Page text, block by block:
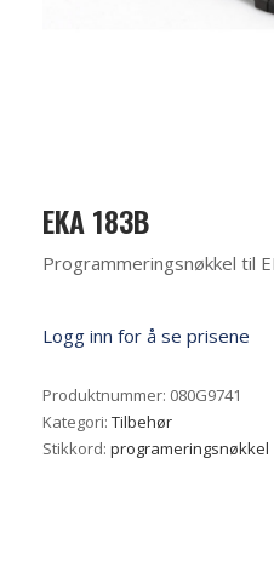
EKA 183B
Programmeringsnøkkel til
Logg inn for å se prisene
Produktnummer: 080G9741
Kategori: Tilbehør
Stikkord: programeringsnøkkel